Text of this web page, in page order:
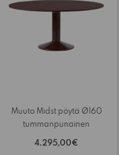
Muuto Midst pöytä Ø160
tummanpunainen
4.295,00€